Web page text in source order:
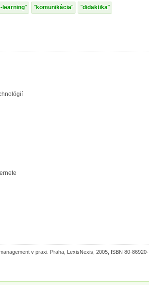
learning komunikácia didaktika
v praxi. Praha, LexisNexis, 2005, ISBN 80-86920-